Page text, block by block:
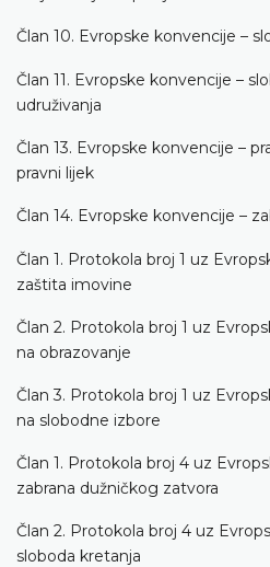
Član 10. Evropske konvencije –
Član 11. Evropske konvencije –
udruživanja
Član 13. Evropske konvencije –
pravni lijek
Član 14. Evropske konvencije –
Član 1. Protokola broj 1 uz
zaštita imovine
Član 2. Protokola broj 1 uz
na obrazovanje
Član 3. Protokola broj 1 uz
na slobodne izbore
Član 1. Protokola broj 4 uz
zabrana dužničkog zatvora
Član 2. Protokola broj 4 uz
sloboda kretanja